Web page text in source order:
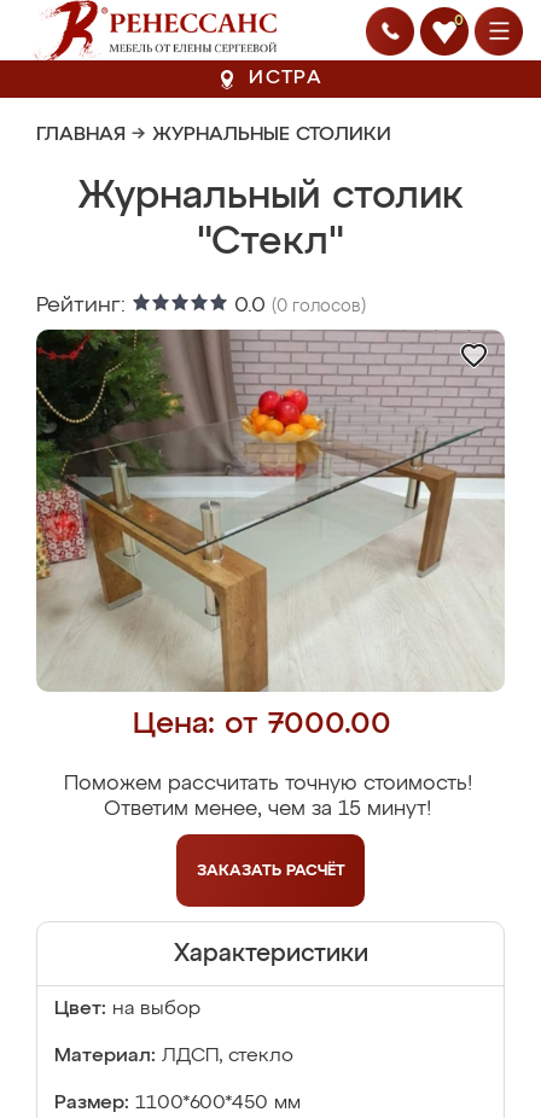
0
ИСТРА
ГЛАВНАЯ → ЖУРНАЛЬНЫЕ СТОЛИКИ
Журнальный столик
"Стекл"
Рейтинг: 0.0 (0 голосов)
Цена: от 7000.00
Поможем рассчитать точную стоимость!
Ответим менее, чем за 15 минут!
ЗАКАЗАТЬ РАСЧЁТ
Характеристики
Цвет: на выбор
Материал: ЛДСП, стекло
Размер: 1100*600*450 мм